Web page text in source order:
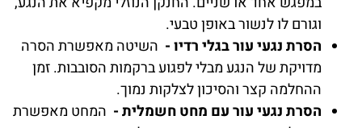
וגורם לו לנשור באופן טבעי.
הסרת נגעי עור בגלי רדיו - השיטה מאפשרת הסרה
מדויקת של הנגע מבלי לפגוע ברקמות הסובבות. זמן
ההחלמה קצר והסיכון לצלקות נמוך.
הסרת נגעי עור עם מחט חשמלית - המחט מאפשרת